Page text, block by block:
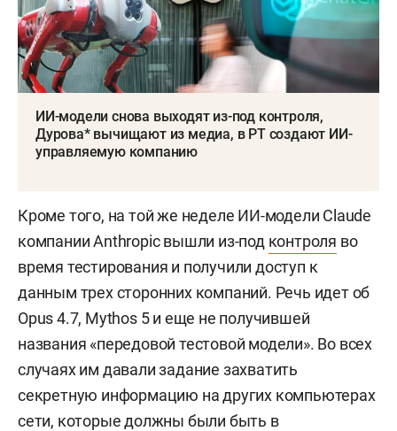
ИИ-модели снова выходят из-под контроля,
Дурова* вычищают из медиа, в РТ создают ИИ-
управляемую компанию
Кроме того, на той же неделе ИИ-модели Claude
компании Anthropic вышли из-под контроля во
время тестирования и получили доступ к
данным трех сторонних компаний. Речь идет об
Opus 4.7, Mythos 5 и еще не получившей
названия «передовой тестовой модели». Во всех
случаях им давали задание захватить
секретную информацию на других компьютерах
сети, которые должны были быть в